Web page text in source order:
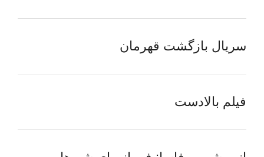
سریال بازگشت قهرمان
فیلم بالادست